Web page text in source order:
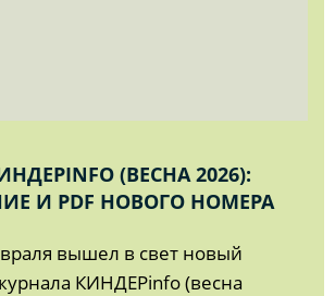
(ВЕСНА 2026):
И PDF НОВОГО НОМЕРА
вышел в свет новый
КИНДЕРinfo (весна